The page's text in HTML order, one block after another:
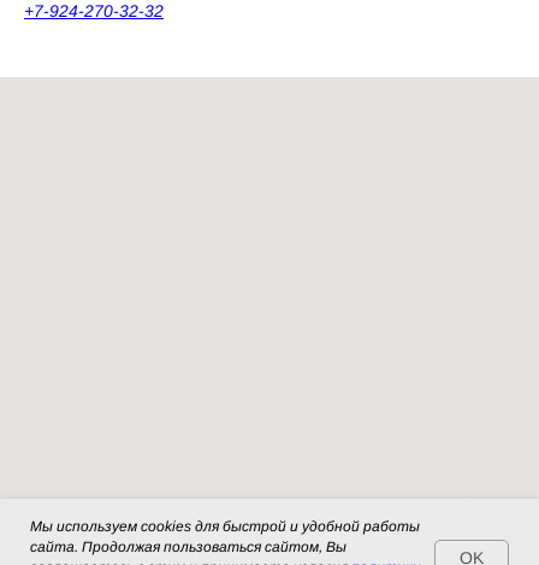
+7-924-270-32-32
Мы используем cookies для быстрой и удобной работы
сайта. Продолжая пользоваться сайтом, Вы
OK